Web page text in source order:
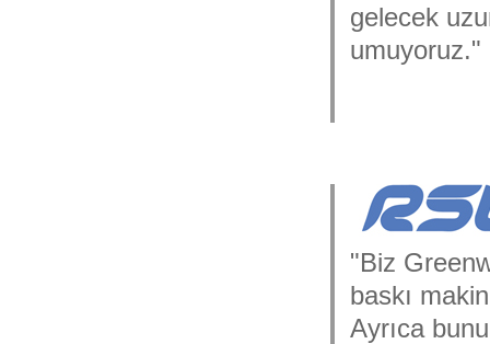
gelecek
umuyoruz."
"Biz
baskı
Ayrıca